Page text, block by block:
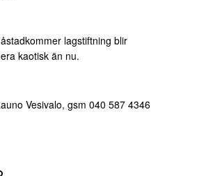
lagstiftning blir
kaotisk än nu.
Vesivalo, gsm 040 587 4346